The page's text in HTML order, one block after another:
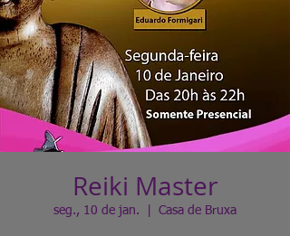
Reiki Master
seg., 10 de jan. Casa de Bruxa